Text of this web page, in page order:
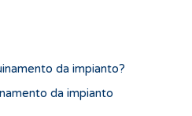
da impianto?
da impianto